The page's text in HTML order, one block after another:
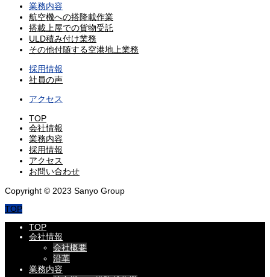
業務内容
航空機への搭降載作業
搭載上屋での貨物受託
ULD積み付け業務
その他付随する空港地上業務
採用情報
社員の声
アクセス
TOP
会社情報
業務内容
採用情報
アクセス
お問い合わせ
Copyright © 2023 Sanyo Group
TOP
TOP
会社情報
会社概要
沿革
業務内容